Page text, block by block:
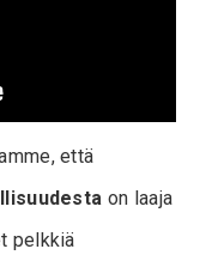
että
on laaja
pelkkiä